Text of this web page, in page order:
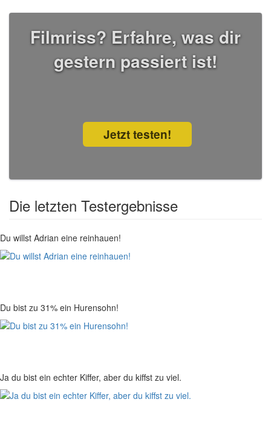
Filmriss? Erfahre, was dir
gestern passiert ist!
Jetzt testen!
Die letzten Testergebnisse
Du willst Adrian eine reinhauen!
Du bist zu 31% ein Hurensohn!
Ja du bist ein echter Kiffer, aber du kiffst zu viel.